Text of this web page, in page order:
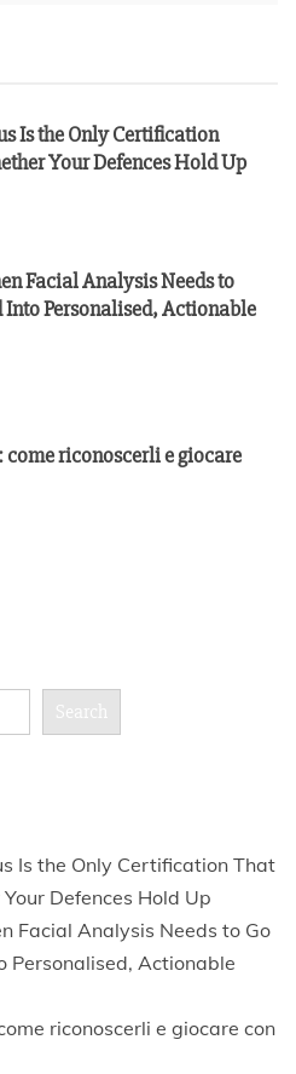
Is the Only Certification
Your Defences Hold Up
Facial Analysis Needs to
Into Personalised, Actionable
riconoscerli e giocare
Search
Is the Only Certification That
Defences Hold Up
Facial Analysis Needs to Go
Personalised, Actionable
riconoscerli e giocare con